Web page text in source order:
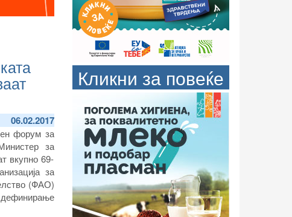
06.02.2017
форум за
за
вкупно 69-
за
(ФАО)
Кликни за повеќе